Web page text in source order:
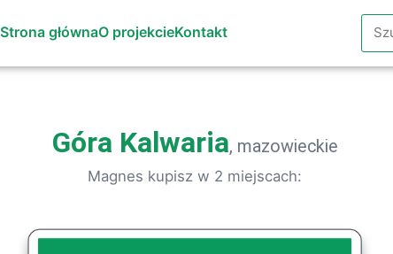
Strona głównaO projekcieKontakt
Góra Kalwaria, mazowieckie
Magnes kupisz w 2 miejscach: